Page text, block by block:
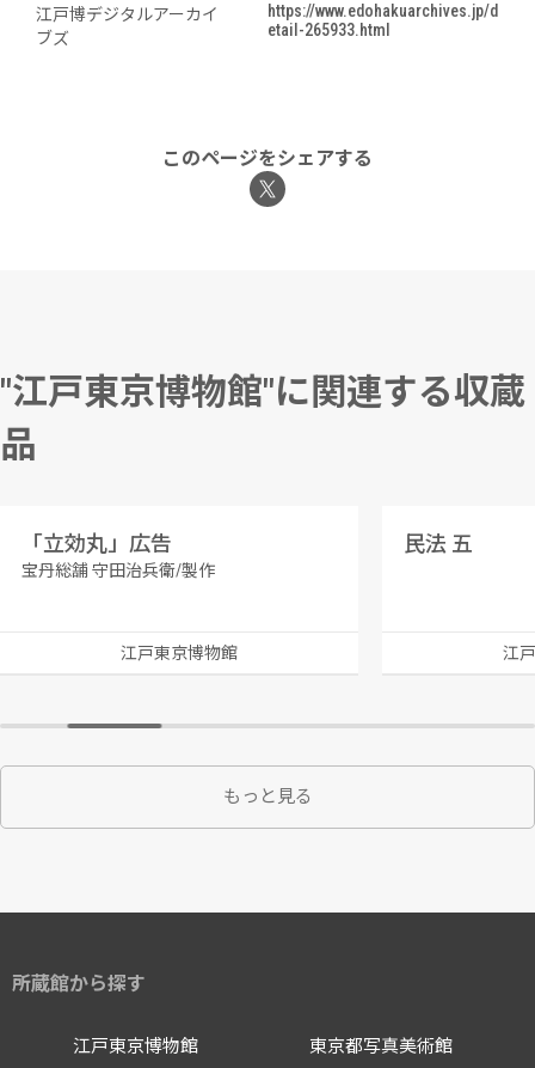
江戸博デジタルアーカイ
ブズ
https://www.edohakuarchives.jp/d
etail-265933.html
このページをシェアする
"江戸東京博物館"に関連する収蔵
品
「立効丸」広告
宝丹総舗 守田治兵衛/製作
江戸東京博物館
民法 五
江
もっと見る
所蔵館から探す
江戸東京博物館 東京都写真美術館